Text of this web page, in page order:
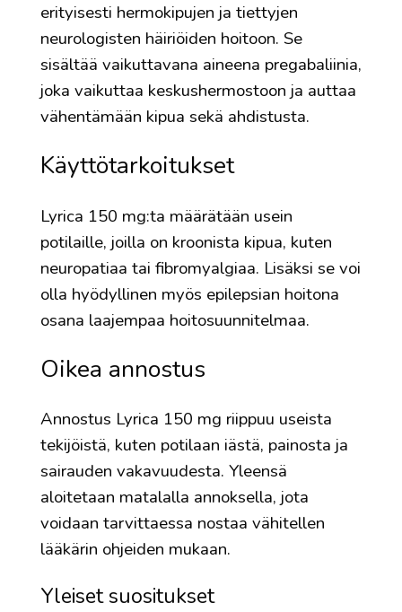
erityisesti hermokipujen ja tiettyjen
neurologisten häiriöiden hoitoon. Se
sisältää vaikuttavana aineena pregabaliinia,
joka vaikuttaa keskushermostoon ja auttaa
vähentämään kipua sekä ahdistusta.
Käyttötarkoitukset
Lyrica 150 mg:ta määrätään usein
potilaille, joilla on kroonista kipua, kuten
neuropatiaa tai fibromyalgiaa. Lisäksi se voi
olla hyödyllinen myös epilepsian hoitona
osana laajempaa hoitosuunnitelmaa.
Oikea annostus
Annostus Lyrica 150 mg riippuu useista
tekijöistä, kuten potilaan iästä, painosta ja
sairauden vakavuudesta. Yleensä
aloitetaan matalalla annoksella, jota
voidaan tarvittaessa nostaa vähitellen
lääkärin ohjeiden mukaan.
Yleiset suositukset